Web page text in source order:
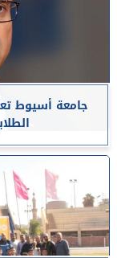
جامعة أسيوط